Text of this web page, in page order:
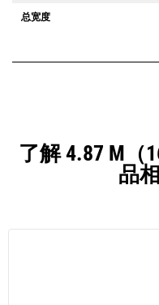
总宽度
了解 4.87 M（
品